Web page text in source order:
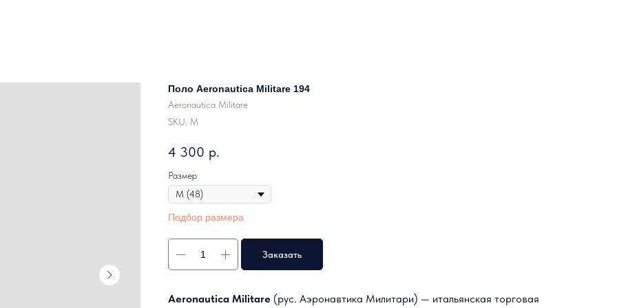
Поло Aeronautica Militare 194
Aeronautica Militare
SKU: M
4 300 р.
Размер
Подбор размера
Заказать
Aeronautica Militare (рус. Аэронавтика Милитари) — итальянская торговая